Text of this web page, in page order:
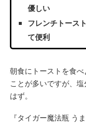
優しい
フレンチトース
て便利
朝食にトーストを食
ことが多いですが、
はず。
『タイガー魔法瓶 う